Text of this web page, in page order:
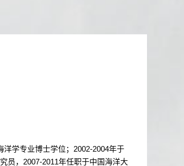
学专业博士学位； 2002-2004年于
员， 2007-2011年任职于中国海洋大